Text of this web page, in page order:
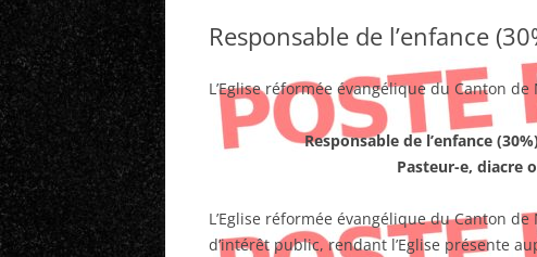
Responsable de l’enfance
L’Eglise réformée évangélique du Canton
Responsable de l’enfance
Pasteur-e, diacre
L’Eglise réformée évangélique du Canton
d’intérêt public, rendant l’Eglise présente